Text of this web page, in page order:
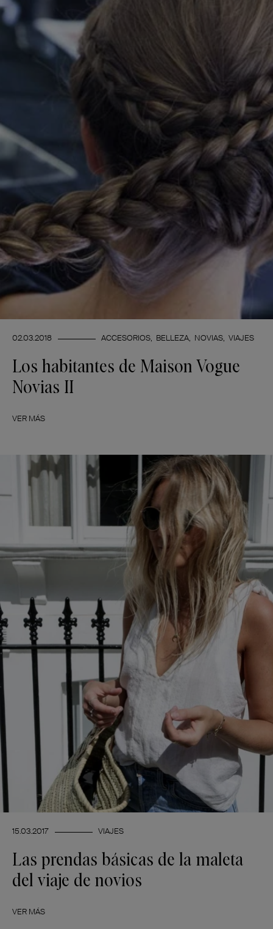
02.03.2018 ACCESORIOS BELLEZA NOVIAS VIAJES
Los habitantes de Maison Vogue
Novias II
VER MÁS
15.03.2017 VIAJES
Las prendas básicas de la maleta
del viaje de novios
VER MÁS